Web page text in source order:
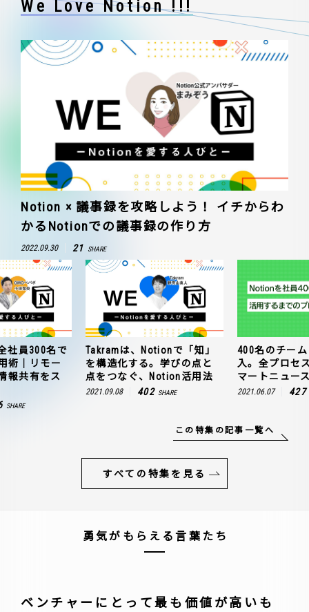
We Love Notion !!!
Notion × 議事録を攻略しよう！ イチからわ
かるNotionでの議事録の作り方
2022.09.30 21 SHARE
社員300名で
術｜リモー
報共有をス
SHARE
Takramは、Notionで「知」
を構造化する。学びの点と
点をつなぐ、Notion活用法
2021.09.08 402 SHARE
400名のチー
入。全プロセ
マートニュー
2021.06.07 427
この特集の記事一覧へ
すべての特集を見る
勇気がもらえる言葉たち
ベンチャーにとって最も価値が高いも